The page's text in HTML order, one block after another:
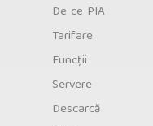
De ce PIA
Tarifare
Funcții
Servere
Descarcă